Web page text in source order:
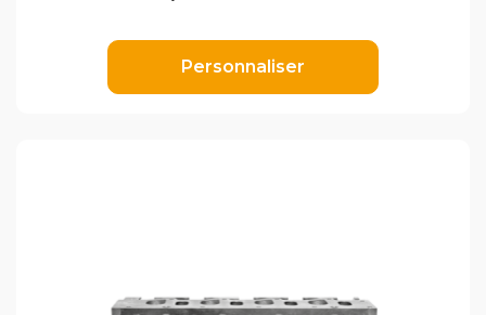
Personnaliser